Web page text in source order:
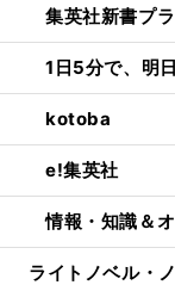
集英社新書プ
1日5分で、明
kotoba
e!集英社
情報・知識＆
ライトノベル・